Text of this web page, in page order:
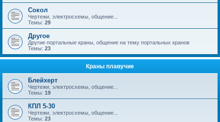
Сокол
Чертежи, электросхемы, общение...
Темы: 29
Другое
Другие портальные краны, общение на тему портальных кранов
Темы: 23
Краны плавучие
Блейхерт
Чертежи, электросхемы, общение...
Темы: 19
КПЛ 5-30
Чертежи, электросхемы, общение...
Темы: 23